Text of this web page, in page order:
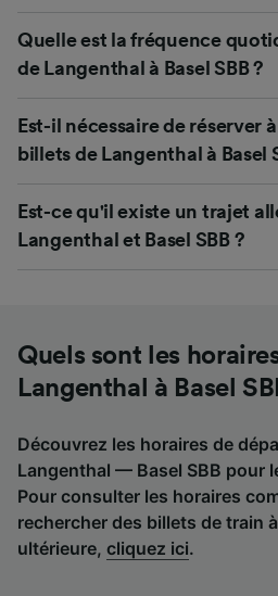
Quelle est la fréquence
de Langenthal à Basel SBB ?
Est-il nécessaire de réserver
billets de Langenthal à Basel
Est-ce qu'il existe un trajet
Langenthal et Basel SBB ?
Quels sont les
Langenthal à Basel
Découvrez les horaires de
Langenthal — Basel SBB pour
Pour consulter les horaires
rechercher des billets de train
ultérieure, cliquez ici.